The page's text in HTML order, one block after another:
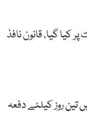
پر کیا گیا، قانون نافذ
تین روز کیلئے دفعہ